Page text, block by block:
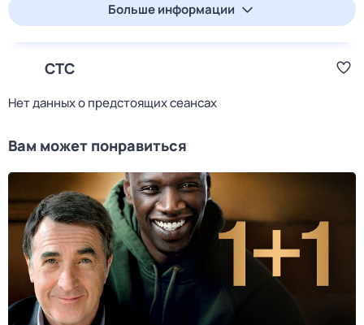
Больше информации
СТС
Нет данных о предстоящих сеансах
Вам может понравиться